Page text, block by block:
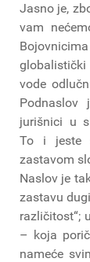
Jasno je,
vam
vode
jurišnici u
To i jeste
zastavom
Naslov je
zastavu
različitost“;
– koja
nameće